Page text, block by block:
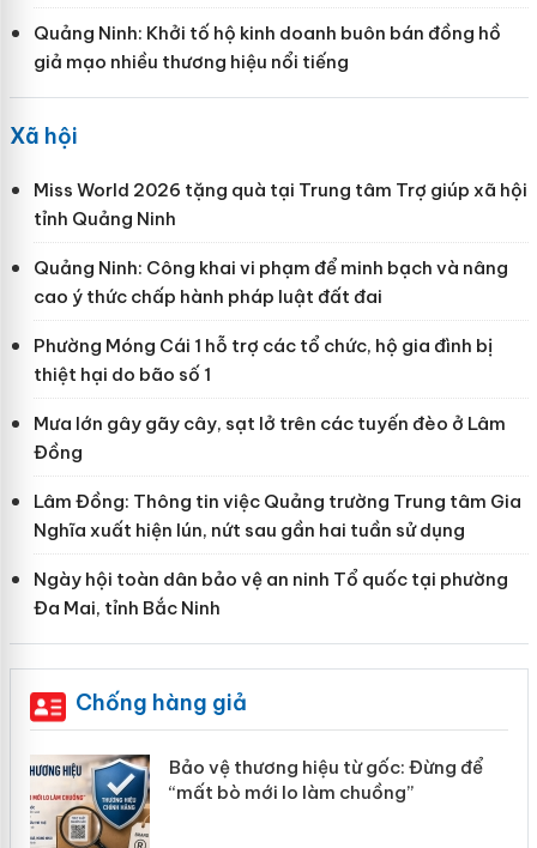
Quảng Ninh: Khởi tố hộ kinh doanh buôn bán đồng hồ
giả mạo nhiều thương hiệu nổi tiếng
Xã hội
Miss World 2026 tặng quà tại Trung tâm Trợ giúp xã hội
tỉnh Quảng Ninh
Quảng Ninh: Công khai vi phạm để minh bạch và nâng
cao ý thức chấp hành pháp luật đất đai
Phường Móng Cái 1 hỗ trợ các tổ chức, hộ gia đình bị
thiệt hại do bão số 1
Mưa lớn gây gãy cây, sạt lở trên các tuyến đèo ở Lâm
Đồng
Lâm Đồng: Thông tin việc Quảng trường Trung tâm Gia
Nghĩa xuất hiện lún, nứt sau gần hai tuần sử dụng
Ngày hội toàn dân bảo vệ an ninh Tổ quốc tại phường
Đa Mai, tỉnh Bắc Ninh
Chống hàng giả
Bảo vệ thương hiệu từ gốc: Đừng để
“mất bò mới lo làm chuồng”